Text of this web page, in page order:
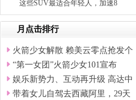
这些SUV最适合年轻人，加速8
月点击排行
火箭少女解散 赖美云零点抢发个
“第一女团”火箭少女101宣布
娱乐新势力、互动再升级 高达中
带着女儿自驾去西藏阿里，29天